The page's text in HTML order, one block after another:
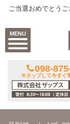
MENU
ご当選おめでとう
098-
※タップして今すぐ